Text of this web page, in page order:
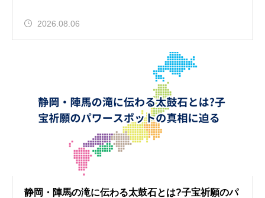
2026.08.06
静岡・陣馬の滝に伝わる太鼓石とは?子宝祈願のパ